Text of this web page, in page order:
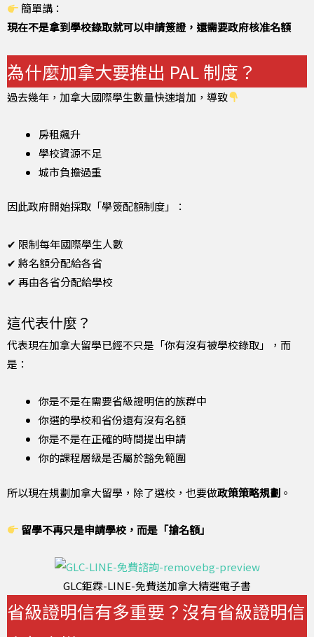
簡單講：
現在不是拿到學校錄取就可以申請簽證，還需要政府核准名額
為什麼加拿大要推出 PAL 制度？
過去幾年，加拿大國際學生數量快速增加，導致
房租飆升
學校資源不足
城市負擔過重
因此政府開始採取「學簽配額制度」：
✔ 限制每年國際學生人數
✔ 將名額分配給各省
✔ 再由各省分配給學校
這代表什麼？
代表現在加拿大留學已經不只是「你有沒有被學校錄取」，而
是：
你是不是在需要省級證明信的族群中
你選的學校和省份還有沒有名額
你是不是在正確的時間提出申請
你的課程層級是否屬於豁免範圍
所以現在規劃加拿大留學，除了選校，也要做政策策略規劃 。
留學不再只是申請學校，而是「搶名額」
GLC鉅霖-LINE-免費送加拿大精選電子書
省級證明信有多重要？沒有省級證明信